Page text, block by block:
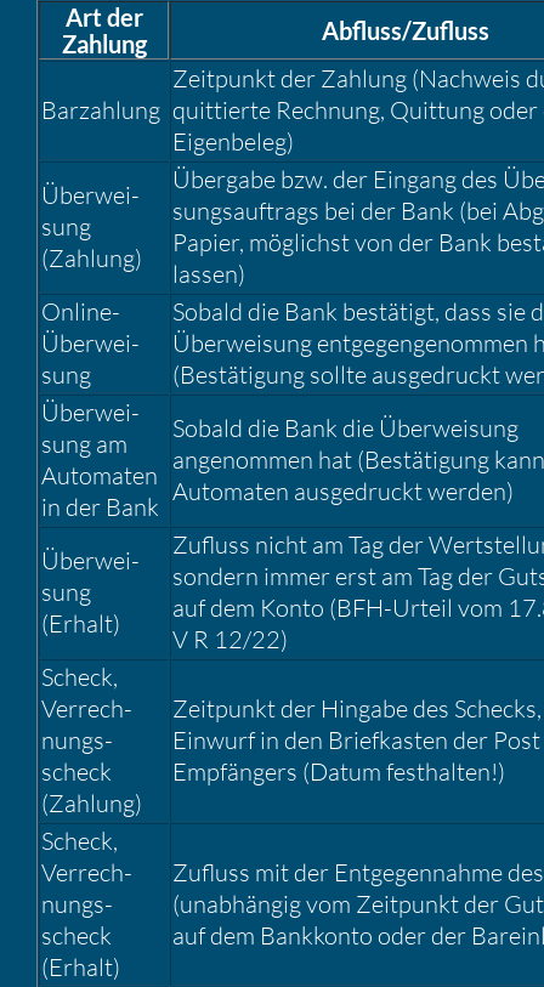
Art der
Zahlung
Abfluss/​Zufluss
Barzah­lung
Zeitpunkt der Zahlung (Nachweis
quittierte Rechnung, Quittung oder
Eigen­beleg)
Überwei­
sung
(Zahlung)
Übergabe bzw. der Eingang des
sungs­auf­trags bei der Bank (bei
Papier, möglichst von der Bank
lassen)
Online-
Überwei­
sung
Sobald die Bank bestä­tigt, dass sie
Überwei­sung entge­gen­ge­nommen
(Bestä­ti­gung sollte ausge­druckt
Überwei­
sung am
Automaten
in der Bank
Sobald die Bank die Überwei­sung
angenommen hat (Bestä­ti­gung
Automaten ausge­druckt werden)
Überwei­
sung
(Erhalt)
Zufluss nicht am Tag der
sondern immer erst am Tag der
auf dem Konto (BFH-Urteil vom
V R 12/22)
Scheck,
Verrech­
nungs­
scheck
(Zahlung)
Zeitpunkt der Hingabe des Schecks,
Einwurf in den Brief­kasten der
Empfän­gers (Datum festhalten!)
Scheck,
Verrech­
nungs­
scheck
(Erhalt)
Zufluss mit der Entge­gen­nahme
(unabhängig vom Zeitpunkt der
auf dem Bankkonto oder der